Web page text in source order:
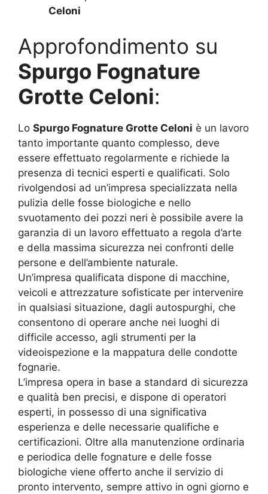
Celoni
Approfondimento su
Spurgo Fognature
Grotte Celoni:
Lo Spurgo Fognature Grotte Celoni è un lavoro
tanto importante quanto complesso, deve
essere effettuato regolarmente e richiede la
presenza di tecnici esperti e qualificati. Solo
rivolgendosi ad un’impresa specializzata nella
pulizia delle fosse biologiche e nello
svuotamento dei pozzi neri è possibile avere la
garanzia di un lavoro effettuato a regola d’arte
e della massima sicurezza nei confronti delle
persone e dell’ambiente naturale.
Un’impresa qualificata dispone di macchine,
veicoli e attrezzature sofisticate per intervenire
in qualsiasi situazione, dagli autospurghi, che
consentono di operare anche nei luoghi di
difficile accesso, agli strumenti per la
videoispezione e la mappatura delle condotte
fognarie.
L’impresa opera in base a standard di sicurezza
e qualità ben precisi, e dispone di operatori
esperti, in possesso di una significativa
esperienza e delle necessarie qualifiche e
certificazioni. Oltre alla manutenzione ordinaria
e periodica delle fognature e delle fosse
biologiche viene offerto anche il servizio di
pronto intervento, sempre attivo in ogni giorno e